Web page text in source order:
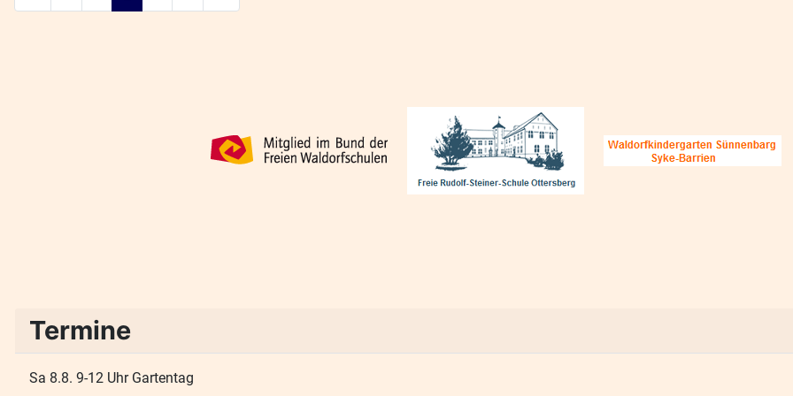
Termine
Sa 8.8. 9-12 Uhr Gartentag